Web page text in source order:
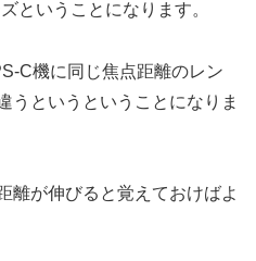
ということになります。
C機に同じ焦点距離のレン
うというということになりま
離が伸びると覚えておけばよ